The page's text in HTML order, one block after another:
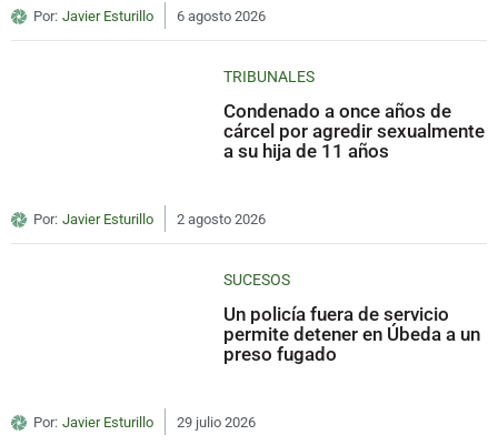
Por: Javier Esturillo 6 agosto 2026
TRIBUNALES
Condenado a once años de
cárcel por agredir sexualmente
a su hija de 11 años
Por: Javier Esturillo 2 agosto 2026
SUCESOS
Un policía fuera de servicio
permite detener en Úbeda a un
preso fugado
Por: Javier Esturillo 29 julio 2026